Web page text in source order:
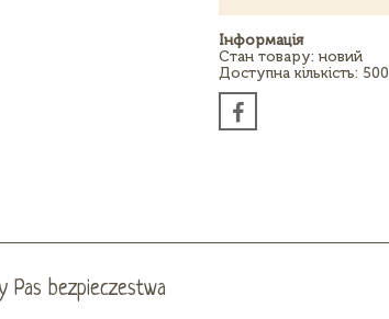
Інформація
Стан товару: новий
Доступна кількість: 500